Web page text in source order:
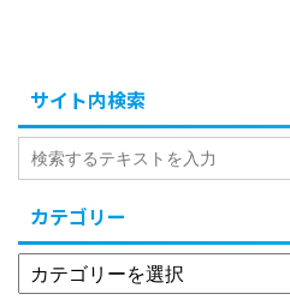
サイト内検索
カテゴリー